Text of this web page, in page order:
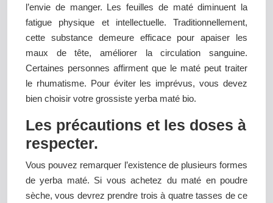
l’envie de manger. Les feuilles de maté diminuent la
fatigue physique et intellectuelle. Traditionnellement,
cette substance demeure efficace pour apaiser les
maux de tête, améliorer la circulation sanguine.
Certaines personnes affirment que le maté peut traiter
le rhumatisme. Pour éviter les imprévus, vous devez
bien choisir votre grossiste yerba maté bio.
Les précautions et les doses à
respecter.
Vous pouvez remarquer l’existence de plusieurs formes
de yerba maté. Si vous achetez du maté en poudre
sèche, vous devrez prendre trois à quatre tasses de ce